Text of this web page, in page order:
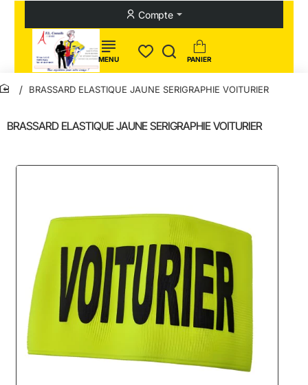
Compte
BRASSARD ELASTIQUE JAUNE SERIGRAPHIE VOITURIER
home
BRASSARD ELASTIQUE JAUNE SERIGRAPHIE VOITURIER